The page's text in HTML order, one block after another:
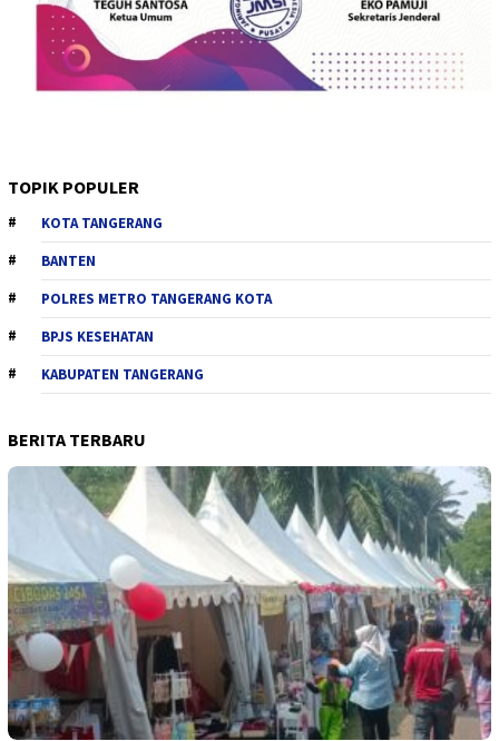
TOPIK POPULER
KOTA TANGERANG
BANTEN
POLRES METRO TANGERANG KOTA
BPJS KESEHATAN
KABUPATEN TANGERANG
BERITA TERBARU